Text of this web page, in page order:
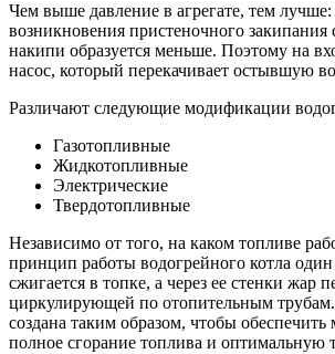
Чем выше давление в агрегате, тем лучше:
возникновения пристеночного закипания
накипи образуется меньше. Поэтому на
насос, который перекачивает остывшую
Различают следующие модификации
Газотопливные
Жидкотопливные
Электрические
Твердотопливные
Независимо от того, на каком топливе
принцип работы водогрейного котла
сжигается в топке, а через ее стенки жар
циркулирующей по отопительным
создана таким образом, чтобы обеспечить
полное сгорание топлива и оптимальную